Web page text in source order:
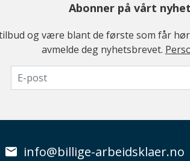
Abonner på vårt
og være blant de første som får
avmelde deg nyhetsbrevet.
info@billige-arbeidsklaer.no